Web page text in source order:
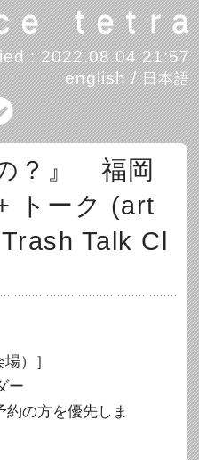
: 2022.08.04 21:57
english/日本語
？』 福岡
トーク (art
Talk Cl
）］
ー
約の方を優先しま